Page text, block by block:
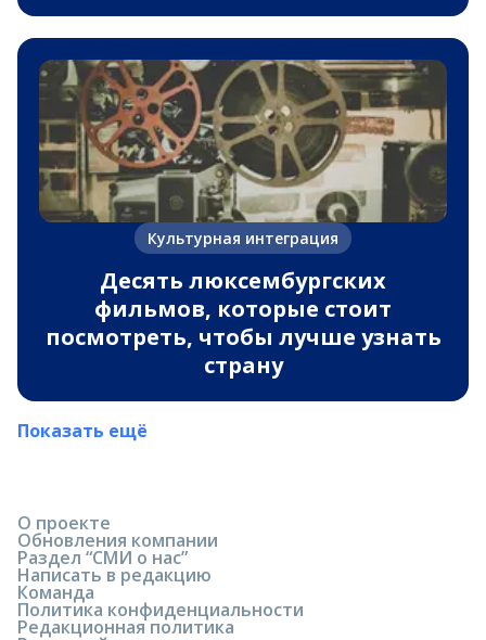
Культурная интеграция
Десять люксембургских
фильмов, которые стоит
посмотреть, чтобы лучше узнать
страну
Показать ещё
О проекте
Обновления компании
Раздел “СМИ о нас”
Написать в редакцию
Команда
Политика конфиденциальности
Редакционная политика